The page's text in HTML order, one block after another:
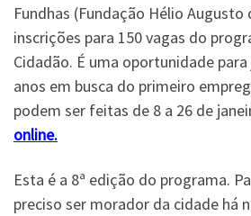
Fundhas (Fundação Hélio Augusto
inscrições para 150 vagas do
Cidadão. É uma oportunidade
anos em busca do primeiro
podem ser feitas de 8 a 26 de
online.
Esta é a 8ª edição do programa.
preciso ser morador da cidade há